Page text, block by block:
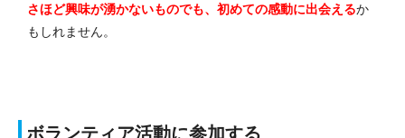
さほど興味が湧かないものでも、初めての感動に出会えるか
もしれません。
ボランティア活動に参加する